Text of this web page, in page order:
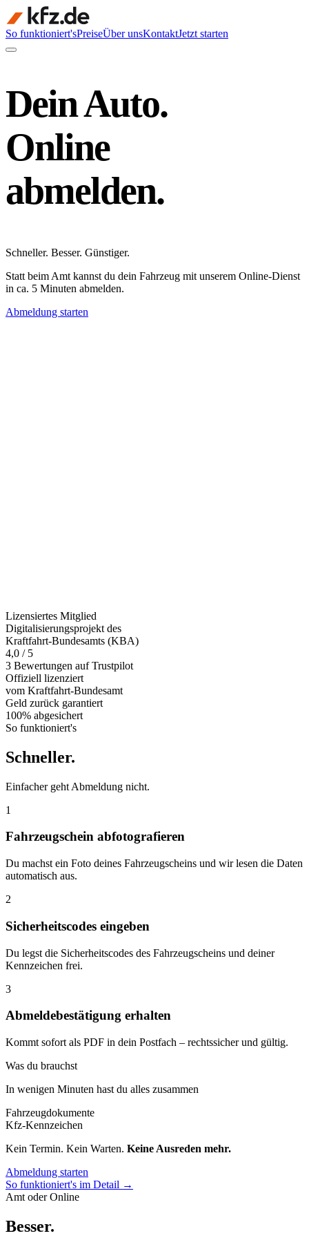
So funktioniert'sPreiseÜber unsKontaktJetzt starten
Dein Auto.
Online
abmelden.
Schneller. Besser. Günstiger.
Statt beim Amt kannst du dein Fahrzeug mit unserem Online-Dienst
in ca. 5 Minuten abmelden.
Abmeldung starten
Lizensiertes Mitglied
Digitalisierungsprojekt des
Kraftfahrt-Bundesamts (KBA)
4,0 / 5
3 Bewertungen auf Trustpilot
Offiziell lizenziert
vom Kraftfahrt-Bundesamt
Geld zurück garantiert
100% abgesichert
So funktioniert's
Schneller.
Einfacher geht Abmeldung nicht.
1
Fahrzeugschein abfotografieren
Du machst ein Foto deines Fahrzeugscheins und wir lesen die Daten
automatisch aus.
2
Sicherheitscodes eingeben
Du legst die Sicherheitscodes des Fahrzeugscheins und deiner
Kennzeichen frei.
3
Abmeldebestätigung erhalten
Kommt sofort als PDF in dein Postfach – rechtssicher und gültig.
Was du brauchst
In wenigen Minuten hast du alles zusammen
Fahrzeugdokumente
Kfz-Kennzeichen
Kein Termin. Kein Warten. Keine Ausreden mehr.
Abmeldung starten
So funktioniert's im Detail →
Amt oder Online
Besser.